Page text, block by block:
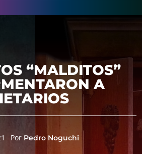
“MALDITOS”
A
Por Pedro Noguchi